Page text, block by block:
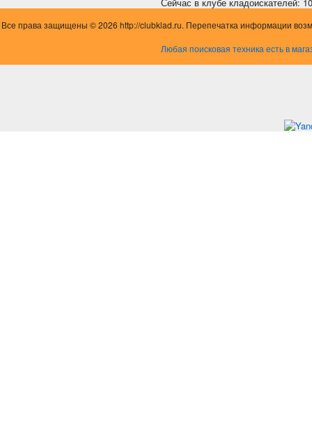
Все права защищены © 2026 http://clubklad.ru. Перепечатка информации
Любая поисковая техника есть в